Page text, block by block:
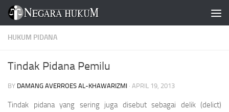
Skip to content
HUKUM PIDANA
Tindak Pidana Pemilu
BY DAMANG AVERROES AL-KHAWARIZMI · APRIL 19, 2013
Tindak pidana yang sering juga disebut sebagai delik (delict)